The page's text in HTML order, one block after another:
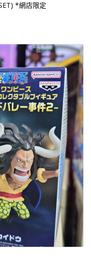
*網店限定